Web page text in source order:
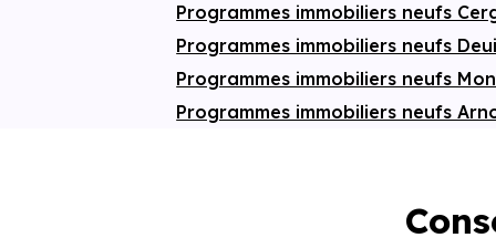
Programmes immobiliers neufs
Programmes immobiliers neufs
Programmes immobiliers neufs
Programmes immobiliers neufs